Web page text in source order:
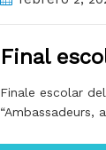
Final
Finale escolar
“Ambassadeurs,